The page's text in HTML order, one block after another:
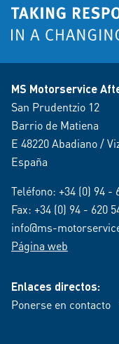
MS Motorservice
San Prudentzio 12
Barrio de Matiena
E 48220 Abadiano /
España
Teléfono: +34 (0) 94 -
Fax: +34 (0) 94 - 620
info@ms-
Página web
Enlaces directos:
Ponerse en contacto